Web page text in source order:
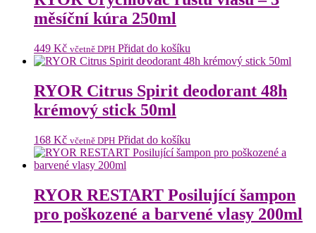
měsíční kúra 250ml
449 Kč včetně DPH Přidat do košíku
RYOR Citrus Spirit deodorant 48h
krémový stick 50ml
168 Kč včetně DPH Přidat do košíku
RYOR RESTART Posilující šampon
pro poškozené a barvené vlasy 200ml